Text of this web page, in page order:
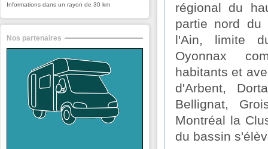
régional du
partie nord du
l'Ain, limite
Oyonnax
habitants et
d'Arbent,
Bellignat,
Montréal la
du bassin
Informations dans un rayon de 30 km
Nos partenaires